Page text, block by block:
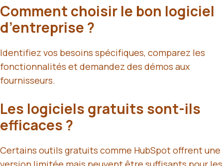
Comment choisir le bon logiciel
d’entreprise ?
Identifiez vos besoins spécifiques, comparez les
fonctionnalités et demandez des démos aux
fournisseurs.
Les logiciels gratuits sont-ils
efficaces ?
Certains outils gratuits comme HubSpot offrent une